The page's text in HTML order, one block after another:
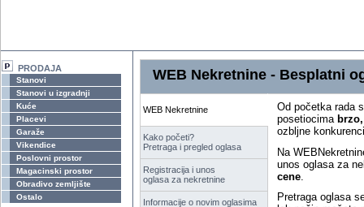
PRODAJA
Stanovi
Stanovi u izgradnji
Kuće
Placevi
Garaže
Vikendice
Poslovni prostor
Magacinski prostor
Obradivo zemljište
Ostalo
WEB Nekretnine - Besplatni
WEB Nekretnine
Od početka rada
posetiocima
ozbljne
Na
unos oglasa za
cene.
Pretraga oglasa
Kako početi?
Pretraga i pregled oglasa
Registracija i unos
oglasa za nekretnine
Informacije o novim oglasima